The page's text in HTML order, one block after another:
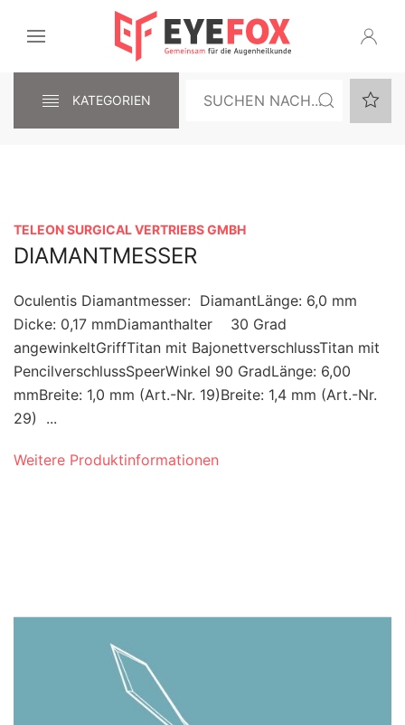
KATEGORIEN
TELEON SURGICAL VERTRIEBS GMBH
DIAMANTMESSER
Oculentis Diamantmesser: DiamantLänge: 6,0 mm
Dicke: 0,17 mmDiamanthalter 30 Grad
angewinkeltGriffTitan mit BajonettverschlussTitan mit
PencilverschlussSpeerWinkel 90 GradLänge: 6,00
mmBreite: 1,0 mm (Art.-Nr. 19)Breite: 1,4 mm (Art.-Nr.
29) ...
Weitere Produktinformationen